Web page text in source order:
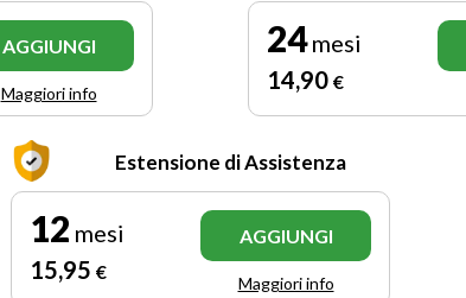
AGGIUNGI
Maggiori info
24mesi
14,90 €
Estensione di Assistenza
12 mesi
15,95 €
AGGIUNGI
Maggiori info